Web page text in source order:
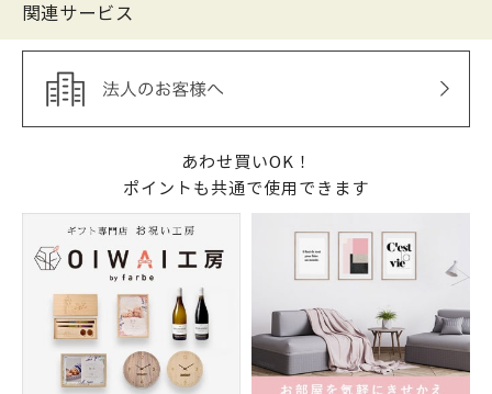
関連サービス
あわせ買いOK！
ポイントも共通で使用できます